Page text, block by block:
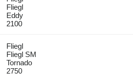
Fliegl
Eddy
2100
Fliegl
Fliegl SM
Tornado
2750